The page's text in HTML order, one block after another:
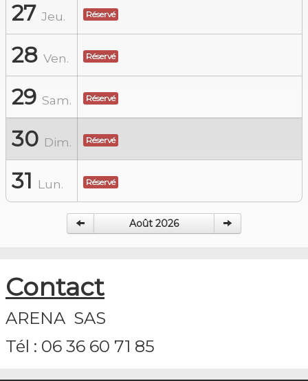
27 Jeu. Réservé
28 Ven. Réservé
29 Sam. Réservé
30 Dim. Réservé
31 Lun. Réservé
Août 2026
Contact
ARENA SAS
Tél : 06 36 60 71 85